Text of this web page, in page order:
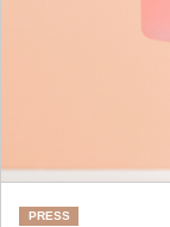
PRESS